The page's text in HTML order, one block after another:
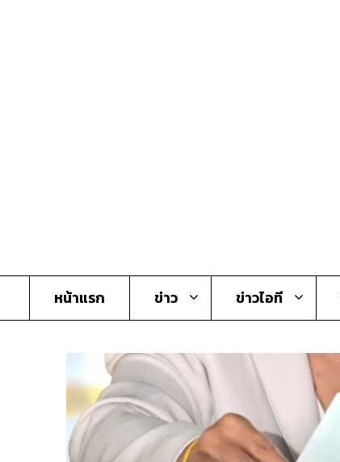
หน้าแรก ข่าว ข่าวไอที